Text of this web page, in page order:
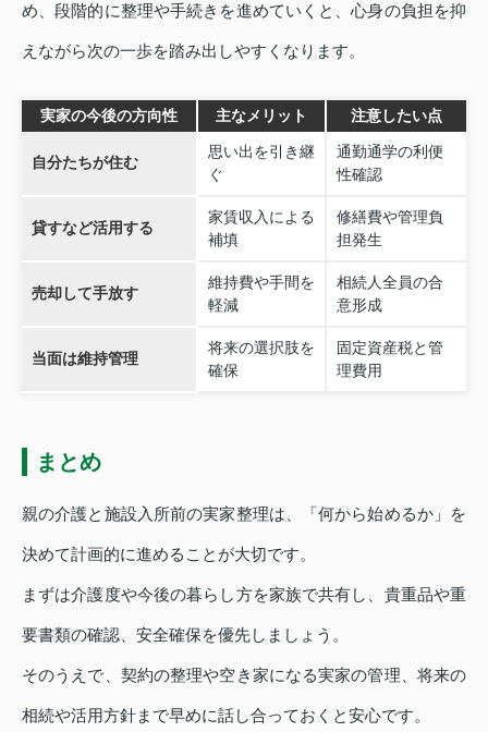
め、段階的に整理や手続きを進めていくと、心身の負担を抑
えながら次の一歩を踏み出しやすくなります。
実家の今後の方向性 主なメリット 注意したい点
自分たちが住む
思い出を引き継
ぐ
通勤通学の利便
性確認
貸すなど活用する
家賃収入による
補填
修繕費や管理負
担発生
売却して手放す
維持費や手間を
軽減
相続人全員の合
意形成
当面は維持管理
将来の選択肢を
確保
固定資産税と管
理費用
まとめ
親の介護と施設入所前の実家整理は、「何から始めるか」を
決めて計画的に進めることが大切です。
まずは介護度や今後の暮らし方を家族で共有し、貴重品や重
要書類の確認、安全確保を優先しましょう。
そのうえで、契約の整理や空き家になる実家の管理、将来の
相続や活用方針まで早めに話し合っておくと安心です。